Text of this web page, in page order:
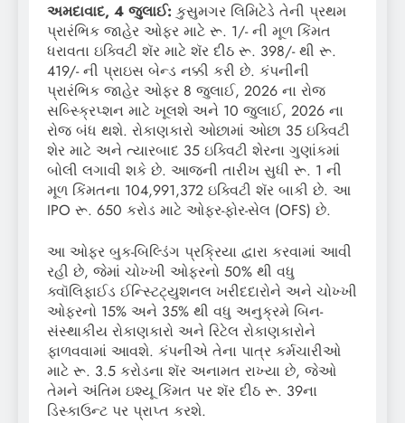
અમદાવાદ, 4 જુલાઈ: કુસુમગર લિમિટેડે તેની પ્રથમ
પ્રારંભિક જાહેર ઓફર માટે રૂ. 1/- ની મૂળ કિંમત
ધરાવતા ઇક્વિટી શૅર માટે શૅર દીઠ રૂ. 398/- થી રૂ.
419/- ની પ્રાઇસ બેન્ડ નક્કી કરી છે. કંપનીની
પ્રારંભિક જાહેર ઓફર 8 જુલાઈ, 2026 ના રોજ
સબ્સ્ક્રિપ્શન માટે ખૂલશે અને 10 જુલાઈ, 2026 ના
રોજ બંધ થશે. રોકાણકારો ઓછામાં ઓછા 35 ઇક્વિટી
શેર માટે અને ત્યારબાદ 35 ઇક્વિટી શેરના ગુણાંકમાં
બોલી લગાવી શકે છે. આજની તારીખ સુધી રૂ. 1 ની
મૂળ કિંમતના 104,991,372 ઇક્વિટી શૅર બાકી છે. આ
IPO રૂ. 650 કરોડ માટે ઓફર-ફોર-સેલ (OFS) છે.
આ ઓફર બુક-બિલ્ડિંગ પ્રક્રિયા દ્વારા કરવામાં આવી
રહી છે, જેમાં ચોખ્ખી ઓફરનો 50% થી વધુ
ક્વૉલિફાઈડ ઈન્સ્ટિટ્યુશનલ ખરીદદારોને અને ચોખ્ખી
ઓફરનો 15% અને 35% થી વધુ અનુક્રમે બિન-
સંસ્થાકીય રોકાણકારો અને રિટેલ રોકાણકારોને
ફાળવવામાં આવશે. કંપનીએ તેના પાત્ર કર્મચારીઓ
માટે રૂ. 3.5 કરોડના શૅર અનામત રાખ્યા છે, જેઓ
તેમને અંતિમ ઇશ્યૂ કિંમત પર શૅર દીઠ રૂ. 39ના
ડિસ્કાઉન્ટ પર પ્રાપ્ત કરશે.